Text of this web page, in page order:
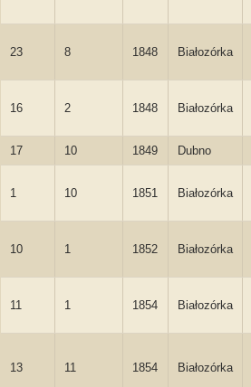
23 8 1848 Białozórka
16 2 1848 Białozórka
17 10 1849 Dubno
1 10 1851 Białozórka
10 1 1852 Białozórka
11 1 1854 Białozórka
13 11 1854 Białozórka